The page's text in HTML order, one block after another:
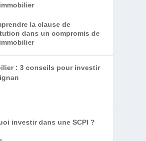
: 3 conseils pour investir
investir dans une SCPI ?